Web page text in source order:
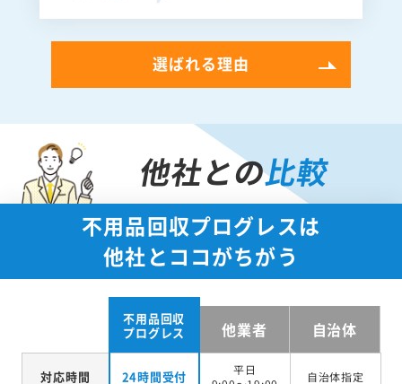
選ばれる理由
他社との比較
不用品回収プログレスは
他社とココがちがう
不用品回収
プログレス
他業者 自治体
対応時間 24時間受付
平日
自治体指定